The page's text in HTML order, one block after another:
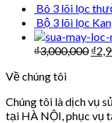
Bô 3 lõi lọc
Bộ 3 lõi lọc
₫3,000,000 ₫
Về chúng tôi
Chúng tôi là dịch vụ
tại HÀ NỘI, phục vụ